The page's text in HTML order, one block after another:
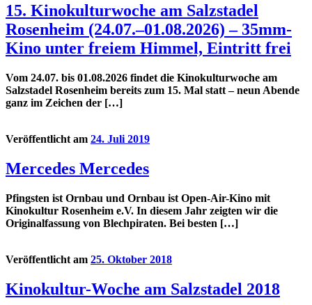
15. Kinokulturwoche am Salzstadel
Rosenheim (24.07.–01.08.2026) – 35mm-
Kino unter freiem Himmel, Eintritt frei
Vom 24.07. bis 01.08.2026 findet die Kinokulturwoche am
Salzstadel Rosenheim bereits zum 15. Mal statt – neun Abende
ganz im Zeichen der […]
Veröffentlicht am 24. Juli 2019
Mercedes Mercedes
Pfingsten ist Ornbau und Ornbau ist Open-Air-Kino mit
Kinokultur Rosenheim e.V. In diesem Jahr zeigten wir die
Originalfassung von Blechpiraten. Bei besten […]
Veröffentlicht am 25. Oktober 2018
Kinokultur-Woche am Salzstadel 2018